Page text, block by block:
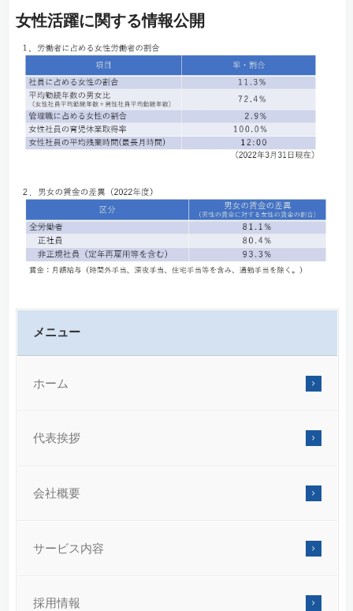
女性活躍に関する情報公開
メニュー
ホーム
代表挨拶
会社概要
サービス内容
採用情報